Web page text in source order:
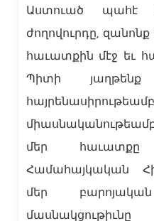
Աստուած պահէ
ժողովուրդը,
հաւատքին մէջ եւ
Պիտի
մեր
Համահայկական
մեր